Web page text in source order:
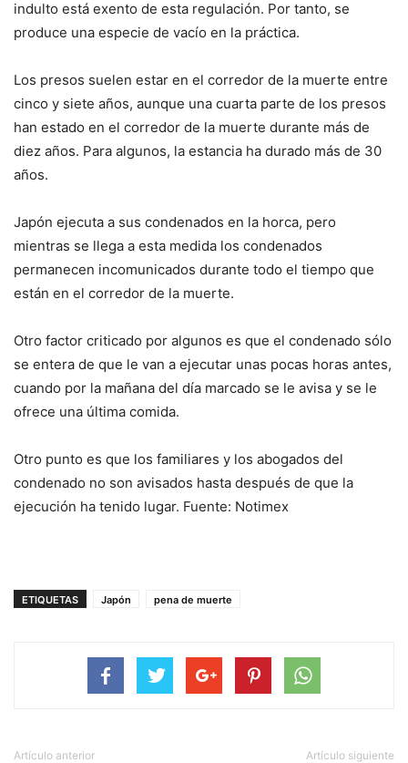
indulto está exento de esta regulación. Por tanto, se
produce una especie de vacío en la práctica.
Los presos suelen estar en el corredor de la muerte entre
cinco y siete años, aunque una cuarta parte de los presos
han estado en el corredor de la muerte durante más de
diez años. Para algunos, la estancia ha durado más de 30
años.
Japón ejecuta a sus condenados en la horca, pero
mientras se llega a esta medida los condenados
permanecen incomunicados durante todo el tiempo que
están en el corredor de la muerte.
Otro factor criticado por algunos es que el condenado sólo
se entera de que le van a ejecutar unas pocas horas antes,
cuando por la mañana del día marcado se le avisa y se le
ofrece una última comida.
Otro punto es que los familiares y los abogados del
condenado no son avisados hasta después de que la
ejecución ha tenido lugar. Fuente: Notimex
ETIQUETAS Japón pena de muerte
Artículo anterior Artículo siguiente